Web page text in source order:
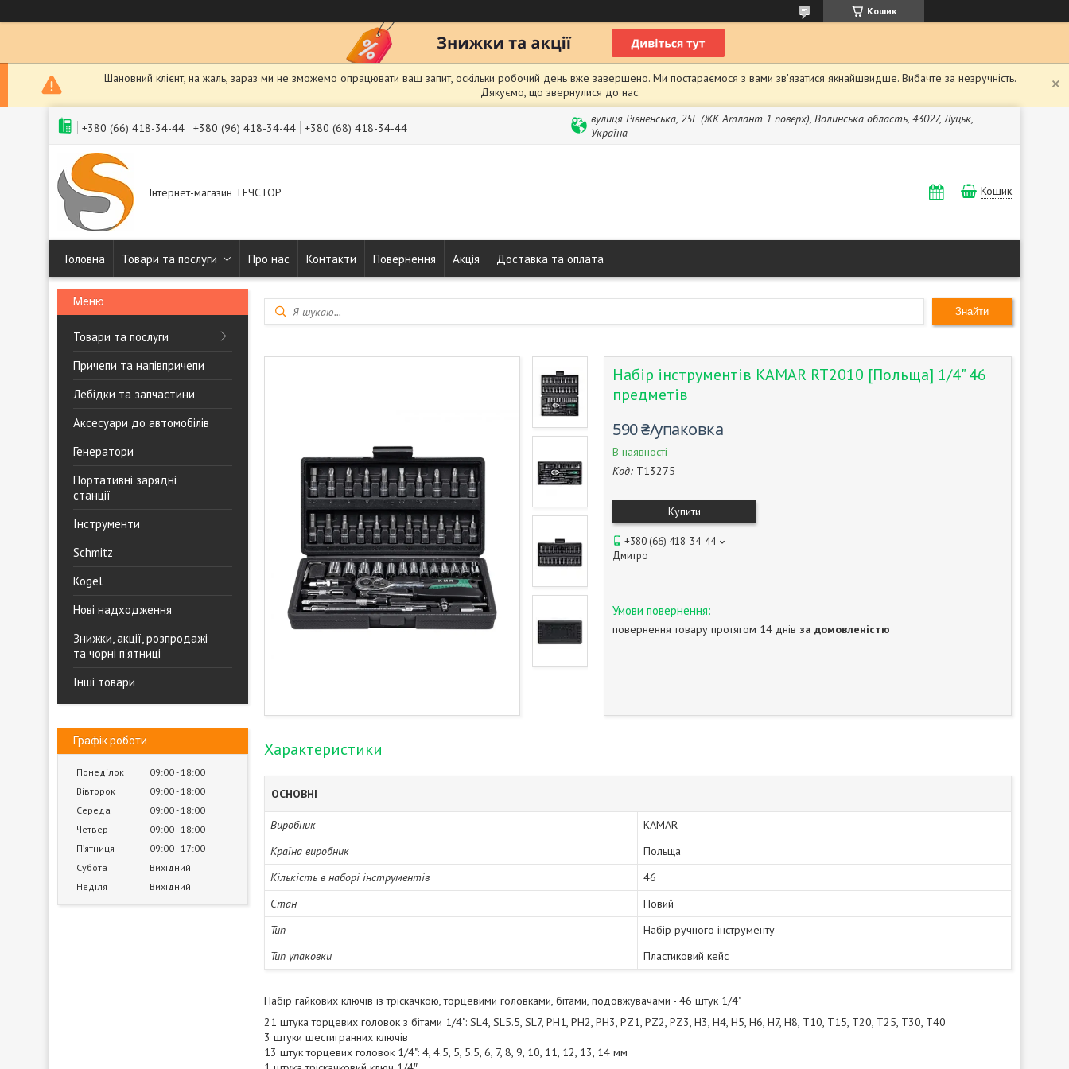
Кошик
Шановний клієнт, на жаль, зараз ми не зможемо опрацювати ваш запит, оскільки робочий день вже завершено. Ми постараємося з вами зв'язатися якнайшвидше. Вибачте за незручність.
Дякуємо, що звернулися до нас.
+380 (66) 418-34-44 +380 (96) 418-34-44 +380 (68) 418-34-44
вулиця Рівненська, 25Е (ЖК Атлант 1 поверх), Волинська область, 43027, Луцьк,
Україна
Інтернет-магазин ТЕЧСТОР Кошик
Головна Товари та послуги Про нас Контакти Повернення Акція Доставка та оплата
Товари та послуги
Причепи та напівпричепи
Лебідки та запчастини
Аксесуари до автомобілів
Генератори
Портативні зарядні
станції
Інструменти
Schmitz
Kogel
Нові надходження
Знижки, акції, розпродажі
та чорні п'ятниці
Інші товари
Графік роботи
Понеділок 09:00 18:00
Вівторок
09:00 18:00
Середа
09:00 18:00
Четвер
09:00 18:00
Пʼятниця
09:00 17:00
Субота
Вихідний
Неділя
Вихідний
Знайти
Набір інструментів KAMAR RT2010 [Польща] 1/4" 46
предметів
590 ₴/упаковка
В наявності
Код: T13275
Купити
+380 (66) 418-34-44
Дмитро
повернення товару протягом 14 днів за домовленістю
Характеристики
ОСНОВНІ
Виробник
KAMAR
Країна виробник
Польща
Кількість в наборі інструментів
46
Стан
Новий
Тип
Набір ручного інструменту
Тип упаковки
Пластиковий кейс
Набір гайкових ключів із тріскачкою, торцевими головками, бітами, подовжувачами - 46 штук 1/4"
21 штука торцевих головок з бітами 1/4": SL4, SL5.5, SL7, PH1, PH2, PH3, PZ1, PZ2, PZ3, H3, H4, H5, H6, H7, H8, T10, T15, T20, T25, T30, T40
3 штуки шестигранних ключів
13 штук торцевих головок 1/4": 4, 4.5, 5, 5.5, 6, 7, 8, 9, 10, 11, 12, 13, 14 мм